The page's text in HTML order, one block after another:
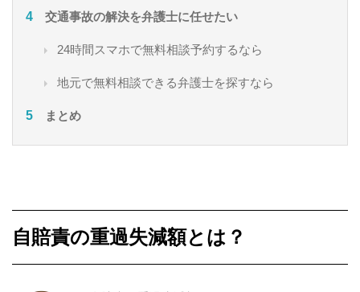
交通事故の解決を弁護士に任せたい
24時間スマホで無料相談予約するなら
地元で無料相談できる弁護士を探すなら
まとめ
自賠責の重過失減額とは？